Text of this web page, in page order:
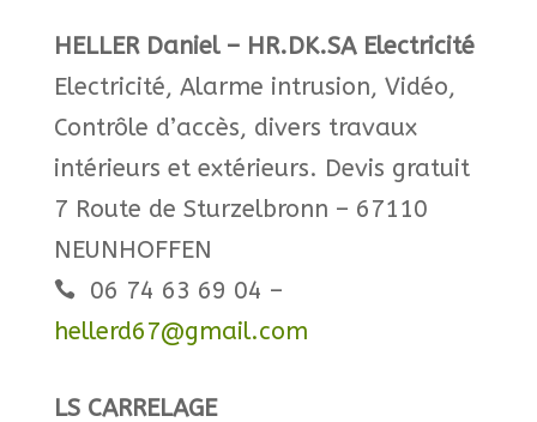
HELLER Daniel – HR.DK.SA Electricité
Electricité, Alarme intrusion, Vidéo,
Contrôle d’accès, divers travaux
intérieurs et extérieurs. Devis gratuit
7 Route de Sturzelbronn – 67110
NEUNHOFFEN
06 74 63 69 04 –
hellerd67@gmail.com
​LS CARRELAGE